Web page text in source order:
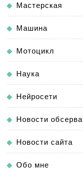
Мастерская
Машина
Мотоцикл
Наука
Нейросети
Новости
Новости сайта
Обо мне